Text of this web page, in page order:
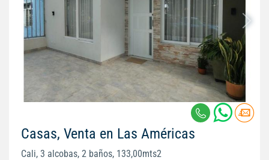
Casas, Venta en Las Américas
Cali, 3 alcobas, 2 baños, 133,00mts2